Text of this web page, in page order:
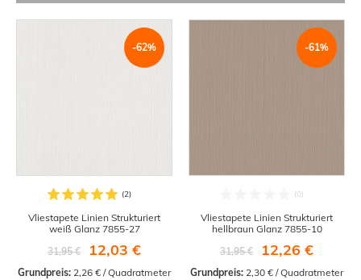
-62%
Vliestapete Linien Strukturiert
weiß Glanz 7855-27
31,95 €
12,03 €
Grundpreis: 2,26 € / Quadratmeter
-61%
Vliestapete Linien Strukturiert
hellbraun Glanz 7855-10
31,95 €
12,26 €
Grundpreis: 2,30 € / Quadratmeter